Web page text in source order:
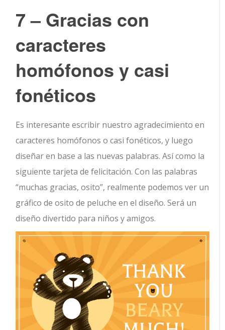
7 – Gracias con
caracteres
homófonos y casi
fonéticos
Es interesante escribir nuestro agradecimiento en
caracteres homófonos o casi fonéticos, y luego
diseñar en base a las nuevas palabras. Así como la
siguiente tarjeta de felicitación. Con las palabras
“muchas gracias, osito”, realmente podemos ver un
gráfico de osito de peluche en el diseño. Será un
diseño divertido para niños y amigos.